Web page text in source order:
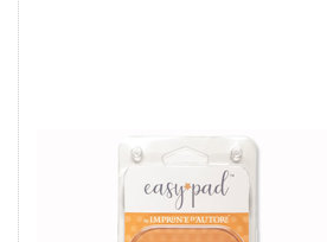
Easy Pad - für
unmontierte
Gummistempel